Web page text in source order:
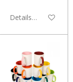
Details anzeigen